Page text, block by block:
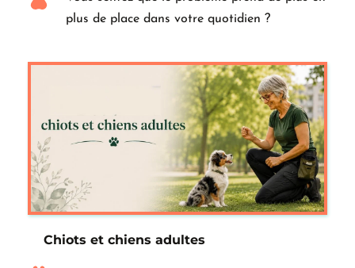
plus de place dans votre quotidien ?
Chiots et chiens adultes